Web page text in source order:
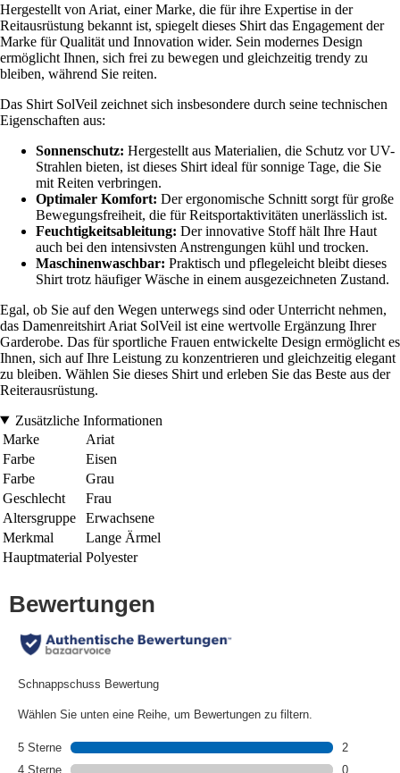
Hergestellt von Ariat, einer Marke, die für ihre Expertise in der
Reitausrüstung bekannt ist, spiegelt dieses Shirt das Engagement der
Marke für Qualität und Innovation wider. Sein modernes Design
ermöglicht Ihnen, sich frei zu bewegen und gleichzeitig trendy zu
bleiben, während Sie reiten.
Das Shirt SolVeil zeichnet sich insbesondere durch seine technischen
Eigenschaften aus:
Sonnenschutz: Hergestellt aus Materialien, die Schutz vor UV-
Strahlen bieten, ist dieses Shirt ideal für sonnige Tage, die Sie
mit Reiten verbringen.
Optimaler Komfort: Der ergonomische Schnitt sorgt für große
Bewegungsfreiheit, die für Reitsportaktivitäten unerlässlich ist.
Feuchtigkeitsableitung: Der innovative Stoff hält Ihre Haut
auch bei den intensivsten Anstrengungen kühl und trocken.
Maschinenwaschbar: Praktisch und pflegeleicht bleibt dieses
Shirt trotz häufiger Wäsche in einem ausgezeichneten Zustand.
Egal, ob Sie auf den Wegen unterwegs sind oder Unterricht nehmen,
das Damenreitshirt Ariat SolVeil ist eine wertvolle Ergänzung Ihrer
Garderobe. Das für sportliche Frauen entwickelte Design ermöglicht es
Ihnen, sich auf Ihre Leistung zu konzentrieren und gleichzeitig elegant
zu bleiben. Wählen Sie dieses Shirt und erleben Sie das Beste aus der
Reiterausrüstung.
Zusätzliche Informationen
Marke
Ariat
Farbe
Eisen
Farbe
Grau
Geschlecht
Frau
Altersgruppe
Erwachsene
Merkmal
Lange Ärmel
Hauptmaterial Polyester